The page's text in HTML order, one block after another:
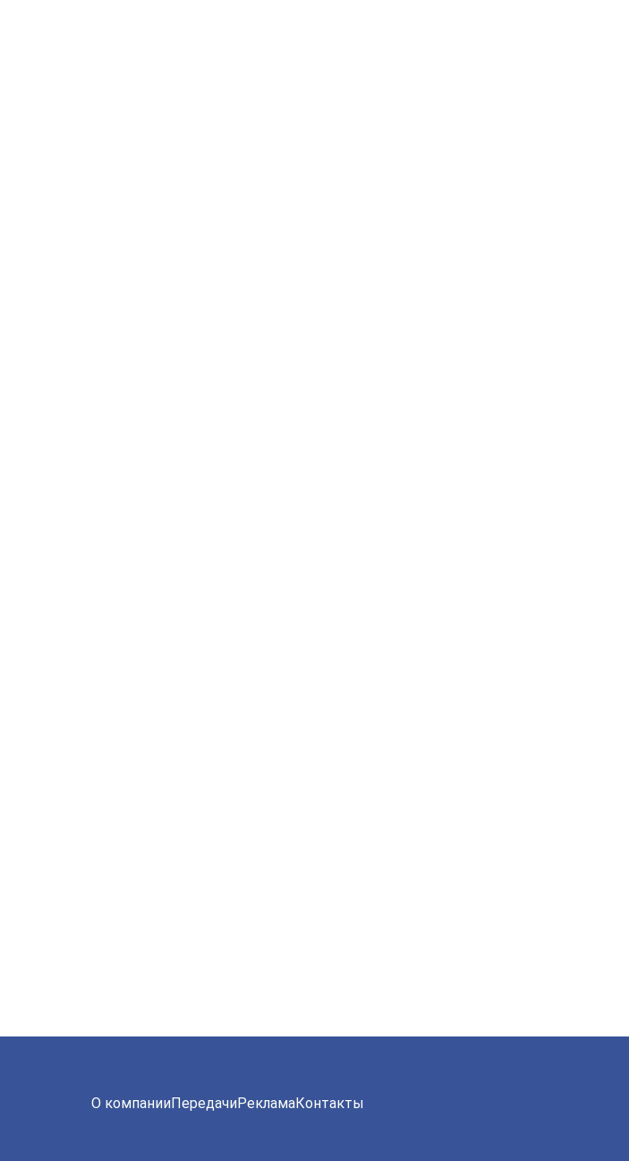
О компанииПередачиРекламаКонтакты